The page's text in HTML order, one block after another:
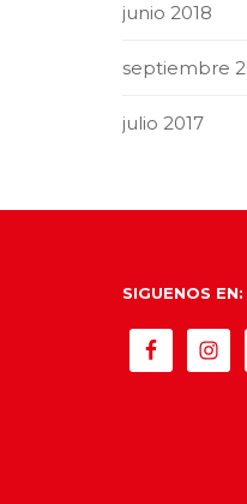
junio 2018
septiembre
julio 2017
SIGUENOS EN: